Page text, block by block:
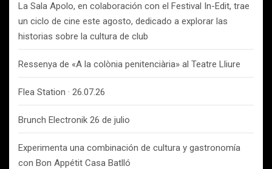
La Sala Apolo, en colaboración con el Festival In-Edit, trae
un ciclo de cine este agosto, dedicado a explorar las
historias sobre la cultura de club
Ressenya de «A la colònia penitenciària» al Teatre Lliure
Flea Station · 26.07.26
Brunch Electronik 26 de julio
Experimenta una combinación de cultura y gastronomía
con Bon Appétit Casa Batlló